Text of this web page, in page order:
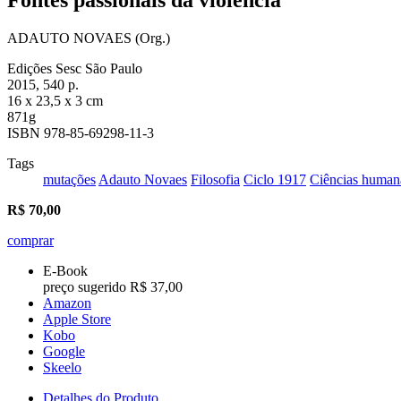
ADAUTO NOVAES (Org.)
Edições Sesc São Paulo
2015, 540 p.
16 x 23,5 x 3 cm
871g
ISBN 978-85-69298-11-3
Tags
mutações Adauto Novaes Filosofia Ciclo 1917 Ciências
R$ 70,00
comprar
E-Book
preço sugerido R$ 37,00
Amazon
Apple Store
Kobo
Google
Skeelo
Detalhes do Produto